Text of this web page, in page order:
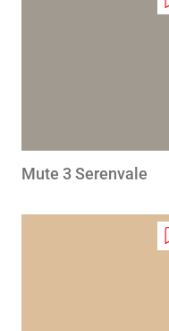
Mute 3 Serenvale